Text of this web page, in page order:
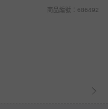
商品編號：686492